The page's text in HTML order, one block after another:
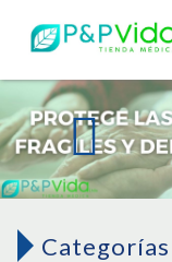
Categorías